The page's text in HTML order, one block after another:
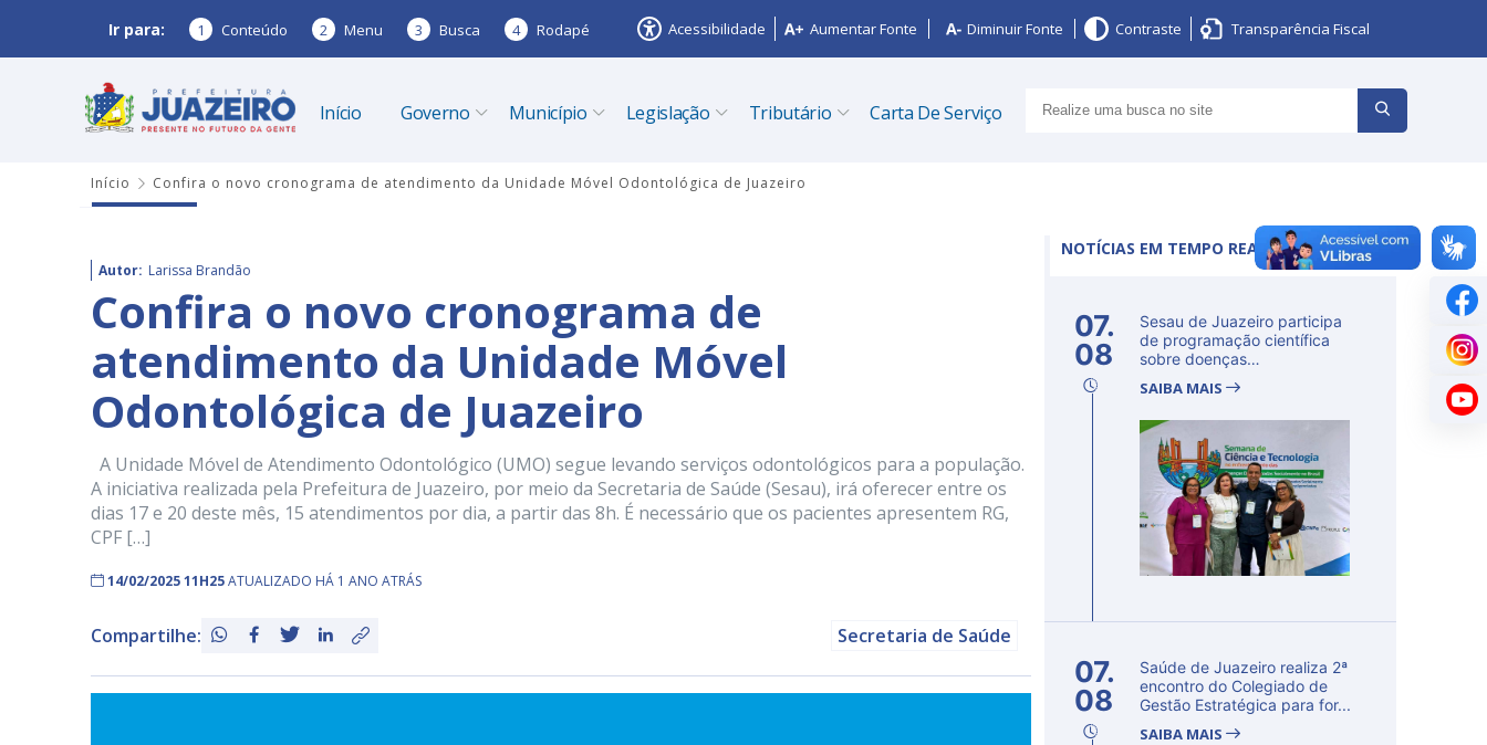
Ir para: 1 Conteúdo 2 Menu 3 Busca 4 Rodapé Acessibilidade Aumentar Fonte Diminuir Fonte Contraste Transparência Fiscal
Início Governo Município Legislação Tributário Carta De Serviço
Início Confira o novo cronograma de atendimento da Unidade Móvel Odontológica de Juazeiro
Autor: Larissa Brandão
Confira o novo cronograma de
atendimento da Unidade Móvel
Odontológica de Juazeiro
A Unidade Móvel de Atendimento Odontológico (UMO) segue levando serviços odontológicos para a população.
A iniciativa realizada pela Prefeitura de Juazeiro, por meio da Secretaria de Saúde (Sesau), irá oferecer entre os
dias 17 e 20 deste mês, 15 atendimentos por dia, a partir das 8h. É necessário que os pacientes apresentem RG,
CPF […]
14/02/2025 11H25ATUALIZADO HÁ 1 ANO ATRÁS
Compartilhe: Secretaria de Saúde
NOTÍCIAS EM TEMPO REAL
07.
08
Sesau de Juazeiro participa
de programação científica
sobre doenças
SAIBA MAIS
07.
08
Saúde de Juazeiro realiza 2ª
encontro do Colegiado de
Gestão Estratégica para for...
SAIBA MAIS